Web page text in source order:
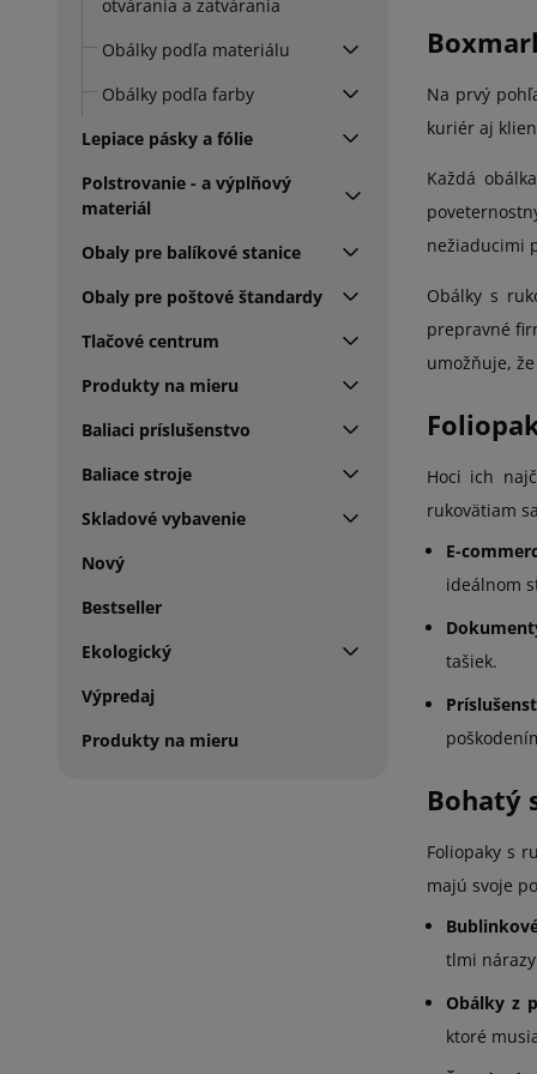
otvárania a zatvárania
Obálky podľa materiálu
Obálky podľa farby
Lepiace pásky a fólie
Polstrovanie - a výplňový
materiál
Obaly pre balíkové stanice
Obaly pre poštové štandardy
Tlačové centrum
Produkty na mieru
Baliaci príslušenstvo
Baliace stroje
Skladové vybavenie
Nový
Bestseller
Ekologický
Výpredaj
Produkty na mieru
Na prvý
kuriér aj
Každá
nežiaducimi
Obálky s
prepravné
umožňuje,
Hoci ich
rukovätiam
E-
ideálnom
tašiek.
Bohatý
Foliopaky s
majú svoje
tlmi
Obálky z
ktoré